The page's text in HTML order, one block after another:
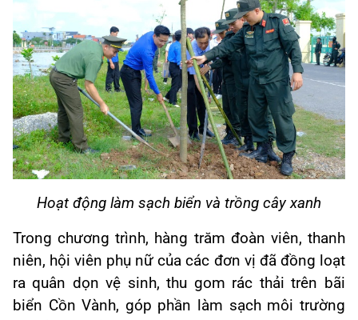
Hoạt động làm sạch biển và trồng cây xanh
Trong chương trình, hàng trăm đoàn viên, thanh
niên, hội viên phụ nữ của các đơn vị đã đồng loạt
ra quân dọn vệ sinh, thu gom rác thải trên bãi
biển Cồn Vành, góp phần làm sạch môi trường